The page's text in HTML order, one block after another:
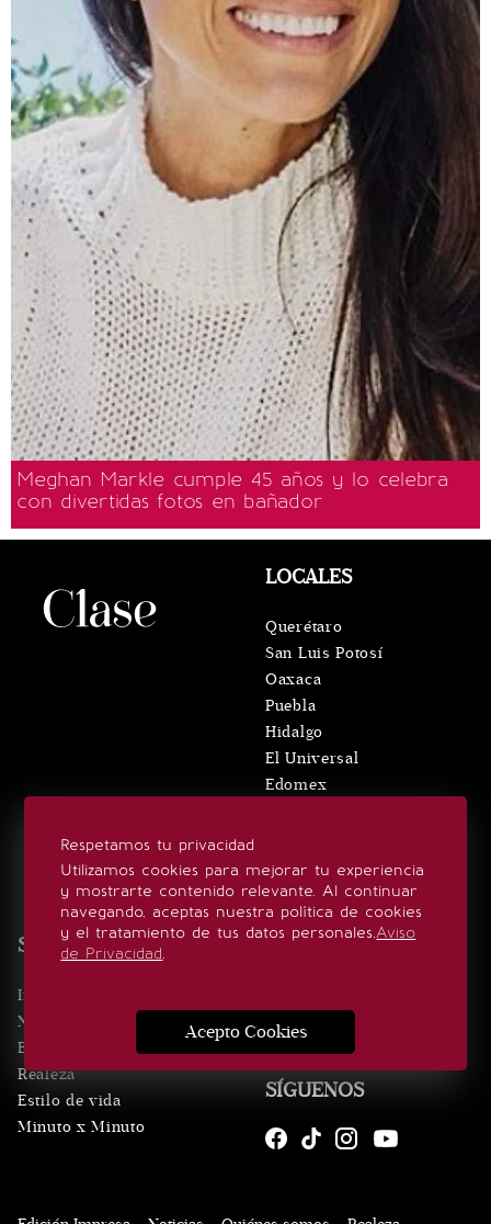
Meghan Markle cumple 45 años y lo celebra
con divertidas fotos en bañador
Respetamos tu privacidad
Utilizamos cookies para mejorar tu experiencia
y mostrarte contenido relevante. Al continuar
navegando, aceptas nuestra política de cookies
y el tratamiento de tus datos personales.Aviso
de Privacidad.
Acepto Cookies
SECCIONES
Inicio
Noticias
Eventos
Realeza
Estilo de vida
Minuto x Minuto
El Gráfico
De10.mx
ViveUSA
Consultas
LOCALES
Querétaro
San Luis Potosí
Oaxaca
Puebla
Hidalgo
El Universal
Edomex
SÍGUENOS